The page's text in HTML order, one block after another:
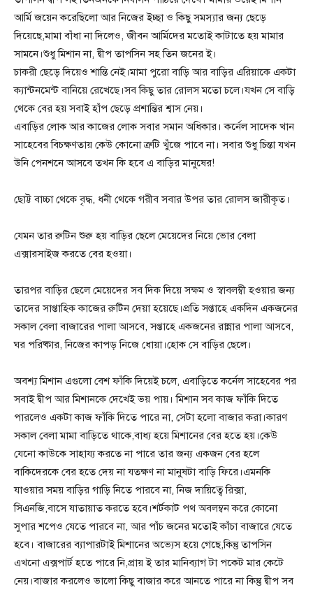
আর্মি জয়েন করেছিলো আর নিজের ইচ্ছা ও কিছু সমস্যার জন্য ছেড়ে
দিয়েছে,মামা বাঁধা না দিলেও, জীবন আর্মিদের মতোই কাটাতে হয় মামার
সামনে।শুধু মিশান না, দ্বীপ তাপসিন সহ তিন জনের ই।
চাকরী ছেড়ে দিয়েও শান্তি নেই।মামা পুরো বাড়ি আর বাড়ির এরিয়াকে একটা
ক্যান্টনমেন্ট বানিয়ে রেখেছে।সব কিছু তার রোলস মতো চলে।যখন সে বাড়ি
থেকে বের হয় সবাই হাঁপ ছেড়ে প্রশান্তির শ্বাস নেয়।
এবাড়ির লোক আর কাজের লোক সবার সমান অধিকার। কর্নেল সাদেক খান
সাহেবের বিচক্ষণতায় কেউ কোনো ত্রুটি খুঁজে পাবে না। সবার শুধু চিন্তা যখন
উনি পেনশনে আসবে তখন কি হবে এ বাড়ির মানুষের!
ছোট্ট বাচ্চা থেকে বৃদ্ধ, ধনী থেকে গরীব সবার উপর তার রোলস জারীকৃত।
যেমন তার রুটিন শুরু হয় বাড়ির ছেলে মেয়েদের নিয়ে ভোর বেলা
এক্সারসাইজ করতে বের হওয়া।
তারপর বাড়ির ছেলে মেয়েদের সব দিক দিয়ে সক্ষম ও স্বাবলম্বী হওয়ার জন্য
তাদের সাপ্তাহিক কাজের রুটিন দেয়া হয়েছে।প্রতি সপ্তাহে একদিন একজনের
সকাল বেলা বাজারের পালা আসবে, সপ্তাহে একজনের রান্নার পালা আসবে,
ঘর পরিষ্কার, নিজের কাপড় নিজে ধোয়া।হোক সে বাড়ির ছেলে।
অবশ্য মিশান এগুলো বেশ ফাঁকি দিয়েই চলে, এবাড়িতে কর্নেল সাহেবের পর
সবাই দ্বীপ আর মিশানকে দেখেই ভয় পায়। মিশান সব কাজ ফাঁকি দিতে
পারলেও একটা কাজ ফাঁকি দিতে পারে না, সেটা হলো বাজার করা।কারণ
সকাল বেলা মামা বাড়িতে থাকে,বাধ্য হয়ে মিশানের বের হতে হয়।কেউ
যেনো কাউকে সাহায্য করতে না পারে তার জন্য একজন বের হলে
বাকিদেরকে বের হতে দেয় না যতক্ষণ না মানুষটা বাড়ি ফিরে।এমনকি
যাওয়ার সময় বাড়ির গাড়ি নিতে পারবে না, নিজ দায়িত্বে রিক্সা,
সিএনজি,বাসে যাতায়াত করতে হবে।শর্টকাট পথ অবলম্বন করে কোনো
সুপার শপেও যেতে পারবে না, আর পাঁচ জনের মতোই কাঁচা বাজারে যেতে
হবে। বাজারের ব্যাপারটাই মিশানের অভ্যেস হয়ে গেছে,কিন্তু তাপসিন
এখনো এক্সপার্ট হতে পারে নি,প্রায় ই তার মানিব্যাগ টা পকেট মার কেটে
নেয়।বাজার করলেও ভালো কিছু বাজার করে আনতে পারে না কিন্তু দ্বীপ সব